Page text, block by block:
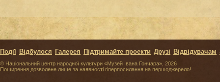
© Національний центр народної культури «Музей Івана Гончара», 2026
Поширення дозволене лише за наявності гіперпосилання на першоджерело!
Події Відбулося Галерея Підтримайте проекти Друзі Відвідувачам